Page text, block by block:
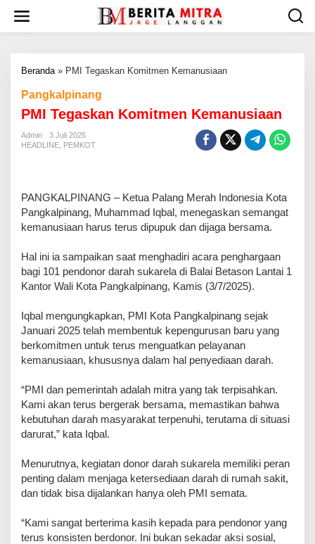
w
Beranda» PMI Tegaskan Komitmen Kemanusiaan
Pangkalpinang
PMI Tegaskan Komitmen Kemanusiaan
Admin
3 Juli 2025
HEADLINE PEMKOT
PANGKALPINANG – Ketua Palang Merah Indonesia Kota
Pangkalpinang, Muhammad Iqbal, menegaskan semangat
kemanusiaan harus terus dipupuk dan dijaga bersama.
Hal ini ia sampaikan saat menghadiri acara penghargaan
bagi 101 pendonor darah sukarela di Balai Betason Lantai 1
Kantor Wali Kota Pangkalpinang, Kamis (3/7/2025).
Iqbal mengungkapkan, PMI Kota Pangkalpinang sejak
Januari 2025 telah membentuk kepengurusan baru yang
berkomitmen untuk terus menguatkan pelayanan
kemanusiaan, khususnya dalam hal penyediaan darah.
“PMI dan pemerintah adalah mitra yang tak terpisahkan.
Kami akan terus bergerak bersama, memastikan bahwa
kebutuhan darah masyarakat terpenuhi, terutama di situasi
darurat,” kata Iqbal.
Menurutnya, kegiatan donor darah sukarela memiliki peran
penting dalam menjaga ketersediaan darah di rumah sakit,
dan tidak bisa dijalankan hanya oleh PMI semata.
“Kami sangat berterima kasih kepada para pendonor yang
terus konsisten berdonor. Ini bukan sekadar aksi sosial,